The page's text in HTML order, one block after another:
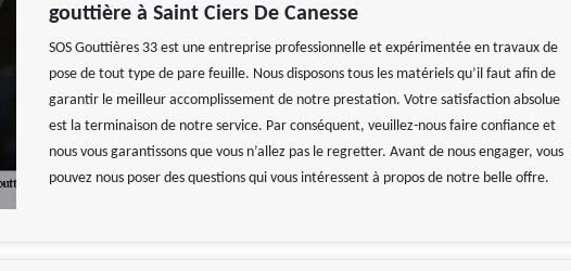
gouttière à Saint Ciers De Canesse
SOS Gouttières 33 est une entreprise professionnelle et expérimentée en travaux de
pose de tout type de pare feuille. Nous disposons tous les matériels qu’il faut afin de
garantir le meilleur accomplissement de notre prestation. Votre satisfaction absolue
est la terminaison de notre service. Par conséquent, veuillez-nous faire confiance et
nous vous garantissons que vous n’allez pas le regretter. Avant de nous engager, vous
pouvez nous poser des questions qui vous intéressent à propos de notre belle offre.